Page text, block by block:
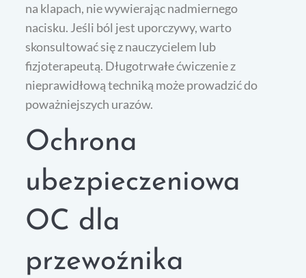
na klapach, nie wywierając nadmiernego
nacisku. Jeśli ból jest uporczywy, warto
skonsultować się z nauczycielem lub
fizjoterapeutą. Długotrwałe ćwiczenie z
nieprawidłową techniką może prowadzić do
poważniejszych urazów.
Ochrona
ubezpieczeniowa
OC dla
przewoźnika